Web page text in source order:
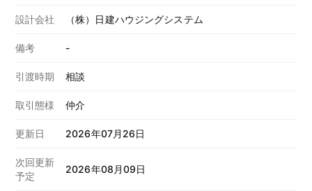
設計会社 （株）日建ハウジングシステム
備考 -
引渡時期 相談
取引態様 仲介
更新日 2026年07月26日
次回更新
予定
2026年08月09日